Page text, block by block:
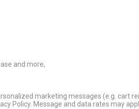
and more,
marketing messages (e.g. cart
Policy. Message and data rates may